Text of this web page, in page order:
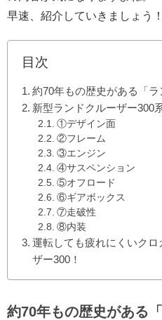
早速、紹介していきましょう！
目次
約70年もの歴史がある「
新型ランドクルーザー300
①デザイン面
②フレーム
③エンジン
④サスペンション
⑤オフロード
⑥ギアボックス
⑦走破性
⑧内装
運転しても疲れにくいク
ザー300！
約70年もの歴史がある